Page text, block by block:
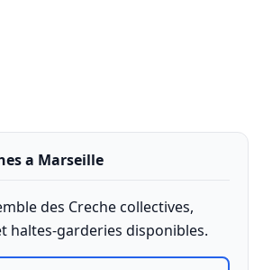
a Marseille
des Creche collectives,
haltes-garderies disponibles.